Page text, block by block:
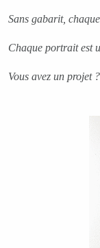
Sans gabarit,
Chaque portrait est
Vous avez un projet